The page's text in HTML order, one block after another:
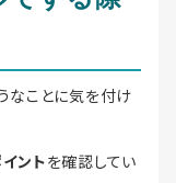
なことに気を付け
ントを確認してい